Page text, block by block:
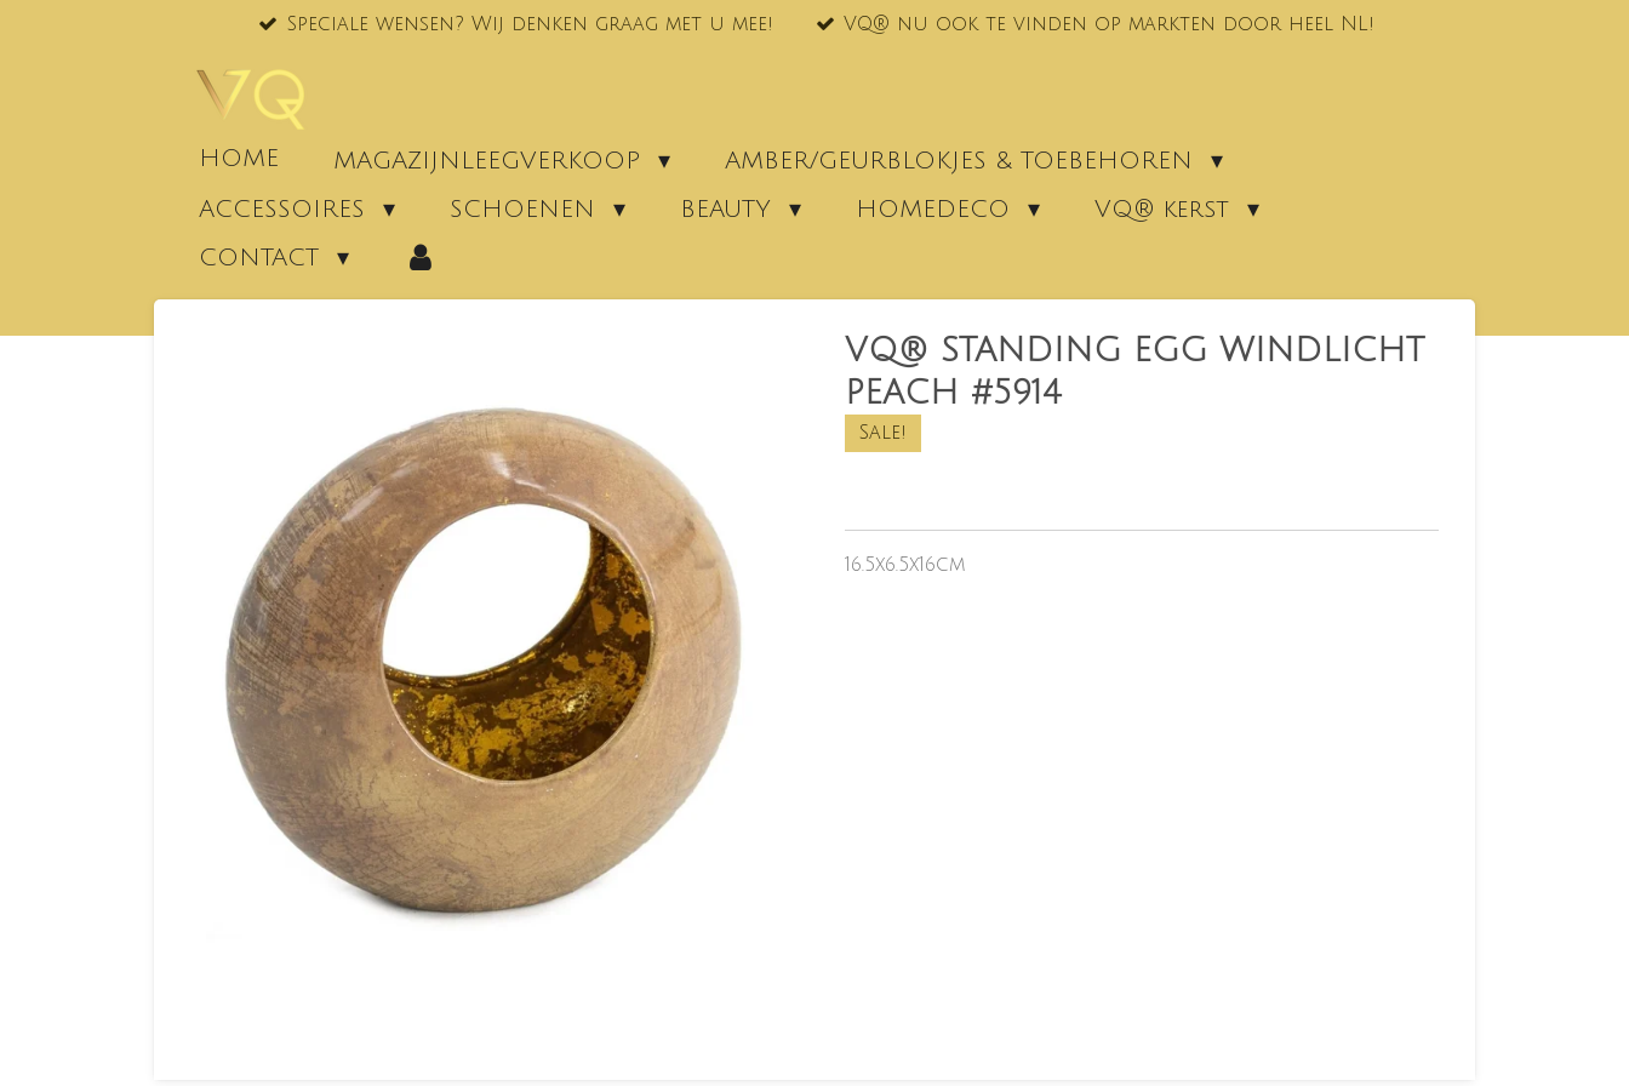
Speciale wensen? Wij denken graag met u mee! VQ® nu ook te vinden op markten door heel NL!
HOME MAGAZIJNLEEGVERKOOP
AMBER/GEURBLOKJES & TOEBEHOREN
ACCESSOIRES
SCHOENEN BEAUTY HOMEDECO
VQ® kerst
CONTACT
VQ® STANDING EGG WINDLICHT
PEACH #5914
Sale!
16.5x6.5x16cm